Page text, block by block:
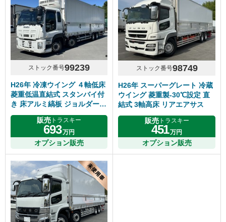
ストック番号99239
H26年 冷凍ウイング ４軸低床
菱重低温直結式 スタンバイ付
き 床アルミ縞板 ジョルダー４
列 リアエアサス ７速マニュア
ル いすゞギガ 車検付き
販売 トラスキー
693万円
オプション販売
ストック番号98749
H26年 スーパーグレート 冷蔵
ウイング 菱重製-30℃設定 直
結式 3軸高床 リアエアサス
販売トラスキー
451万円
オプション販売